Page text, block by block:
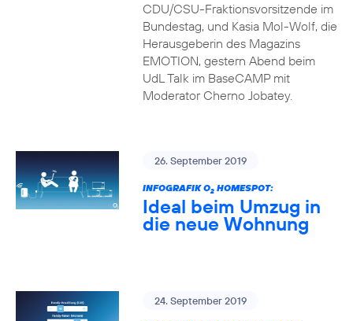
CDU/CSU-Fraktionsvorsitzende im
Bundestag, und Kasia Mol-Wolf, die
Herausgeberin des Magazins
EMOTION, gestern Abend beim
UdL Talk im BaseCAMP mit
Moderator Cherno Jobatey.
26. September 2019
INFOGRAFIK O2HOMESPOT:
Ideal beim Umzug in
die neue Wohnung
24. September 2019